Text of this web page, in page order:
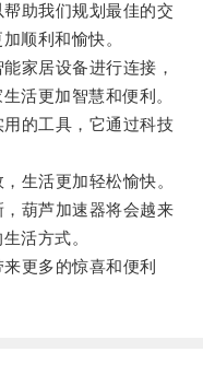
助我们规划最佳的交
顺利和愉快。
家居设备进行连接，
活更加智慧和便利。
的工具，它通过科技
活更加轻松愉快。
葫芦加速器将会越来
活方式。
更多的惊喜和便利